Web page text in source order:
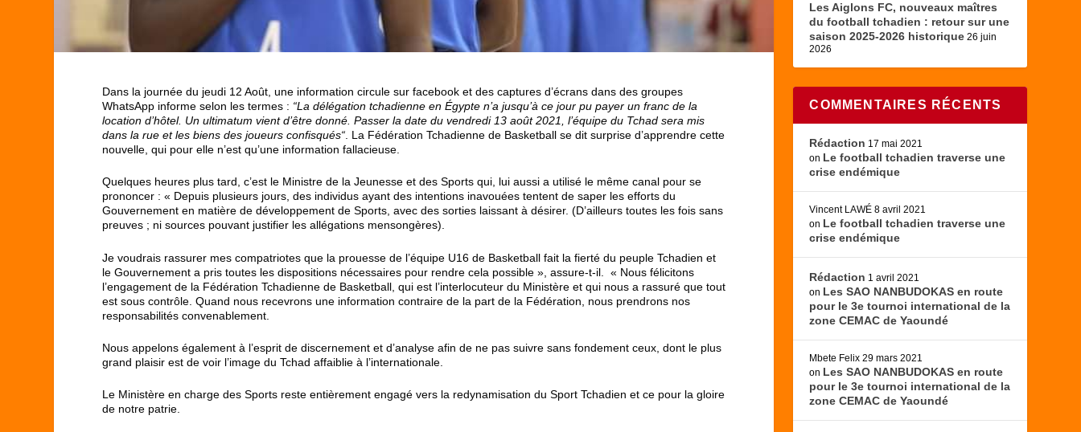
Dans la journée du jeudi 12 Août, une information circule sur facebook et des captures d’écrans dans des groupes
WhatsApp informe selon les termes : “La délégation tchadienne en Égypte n’a jusqu’à ce jour pu payer un franc de la
location d’hôtel. Un ultimatum vient d’être donné. Passer la date du vendredi 13 août 2021, l’équipe du Tchad sera mis
dans la rue et les biens des joueurs confisqués“ . La Fédération Tchadienne de Basketball se dit surprise d’apprendre cette
nouvelle, qui pour elle n’est qu’une information fallacieuse.
Quelques heures plus tard, c’est le Ministre de la Jeunesse et des Sports qui, lui aussi a utilisé le même canal pour se
prononcer : « Depuis plusieurs jours, des individus ayant des intentions inavouées tentent de saper les efforts du
Gouvernement en matière de développement de Sports, avec des sorties laissant à désirer. (D’ailleurs toutes les fois sans
preuves ; ni sources pouvant justifier les allégations mensongères).
Je voudrais rassurer mes compatriotes que la prouesse de l’équipe U16 de Basketball fait la fierté du peuple Tchadien et
le Gouvernement a pris toutes les dispositions nécessaires pour rendre cela possible », assure-t-il. « Nous félicitons
l’engagement de la Fédération Tchadienne de Basketball, qui est l’interlocuteur du Ministère et qui nous a rassuré que tout
est sous contrôle. Quand nous recevrons une information contraire de la part de la Fédération, nous prendrons nos
responsabilités convenablement.
Nous appelons également à l’esprit de discernement et d’analyse afin de ne pas suivre sans fondement ceux, dont le plus
grand plaisir est de voir l’image du Tchad affaiblie à l’internationale.
Le Ministère en charge des Sports reste entièrement engagé vers la redynamisation du Sport Tchadien et ce pour la gloire
de notre patrie.
Les Aiglons FC, nouveaux maîtres
du football tchadien : retour sur une
saison 2025-2026 historique 26 juin
2026
COMMENTAIRES RÉCENTS
Rédaction 17 mai 2021
on Le football tchadien traverse une
crise endémique
Vincent LAWÉ 8 avril 2021
on Le football tchadien traverse une
crise endémique
Rédaction 1 avril 2021
on Les SAO NANBUDOKAS en route
pour le 3e tournoi international de la
zone CEMAC de Yaoundé
Mbete Felix 29 mars 2021
on Les SAO NANBUDOKAS en route
pour le 3e tournoi international de la
zone CEMAC de Yaoundé